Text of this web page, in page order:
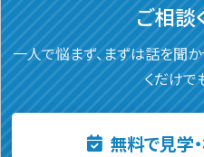
ご相談
一人で悩まず、まずは話を聞か
くだけで
無料で見学